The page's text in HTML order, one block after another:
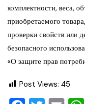
комплектности, веса,
приобретаемого
проверки свойств или
безопасного
«О защите прав
Post Views: 45